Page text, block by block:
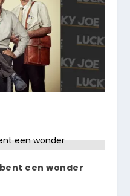
een wonder